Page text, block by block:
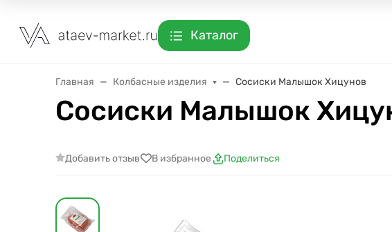
Каталог
Главная Колбасные изделия Сосиски Малышок Хицунов
Сосиски Малышок
Добавить отзыв В избранное Поделиться